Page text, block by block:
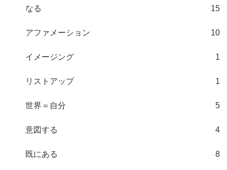
なる 15
アファメーション 10
イメージング 1
リストアップ 1
世界＝自分 5
意図する 4
既にある 8